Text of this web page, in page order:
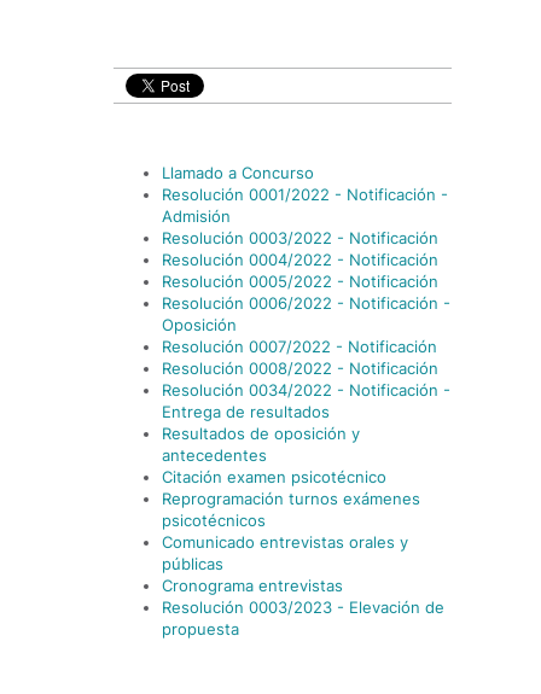
Llamado a Concurso
Resolución 0001/2022 - Notificación -
Admisión
Resolución 0003/2022 - Notificación
Resolución 0004/2022 - Notificación
Resolución 0005/2022 - Notificación
Resolución 0006/2022 - Notificación -
Oposición
Resolución 0007/2022 - Notificación
Resolución 0008/2022 - Notificación
Resolución 0034/2022 - Notificación -
Entrega de resultados
Resultados de oposición y
antecedentes
Citación examen psicotécnico
Reprogramación turnos exámenes
psicotécnicos
Comunicado entrevistas orales y
públicas
Cronograma entrevistas
Resolución 0003/2023 - Elevación de
propuesta